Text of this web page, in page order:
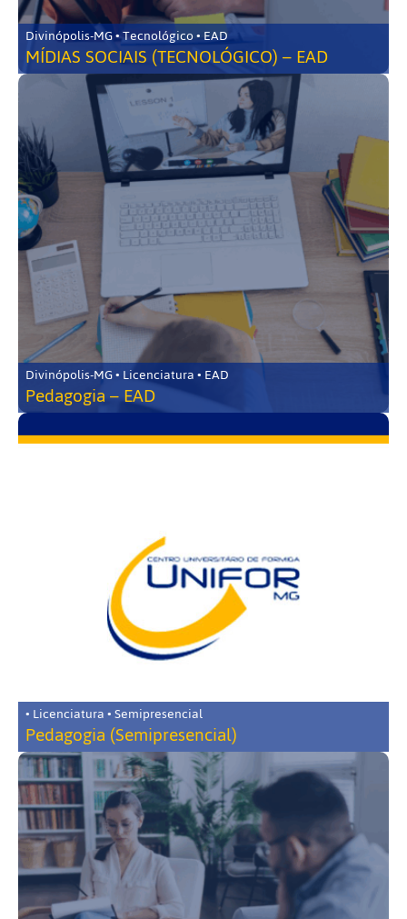
Divinópolis-MG • Tecnológico • EAD
MÍDIAS SOCIAIS (TECNOLÓGICO) – EAD
Divinópolis-MG • Licenciatura • EAD
Pedagogia – EAD
• Licenciatura • Semipresencial
Pedagogia (Semipresencial)